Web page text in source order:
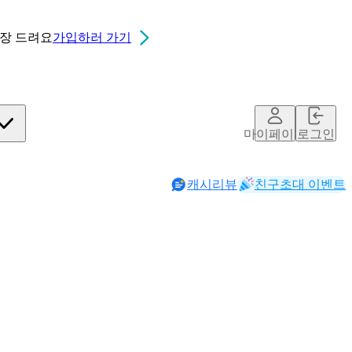
드려요가입하러 가기
마이페이지로그인
캐시리뷰 친구초대 이벤트